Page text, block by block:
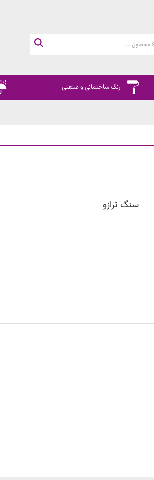
رنگ ساختمانی و صنعتی
سنگ ترازو